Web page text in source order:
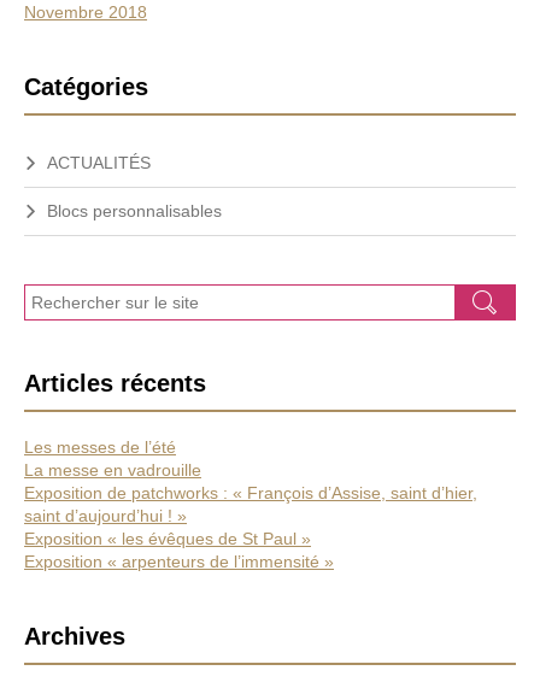
Novembre 2018
Catégories
ACTUALITÉS
Blocs personnalisables
J
e
c
h
r
c
h
e
Ok
Articles récents
Les messes de l’été
La messe en vadrouille
Exposition de patchworks : « François d’Assise, saint d’hier,
saint d’aujourd’hui ! »
Exposition « les évêques de St Paul »
Exposition « arpenteurs de l’immensité »
Archives